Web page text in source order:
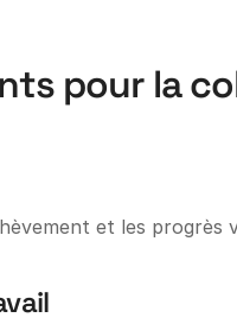
pour la
et les progrès